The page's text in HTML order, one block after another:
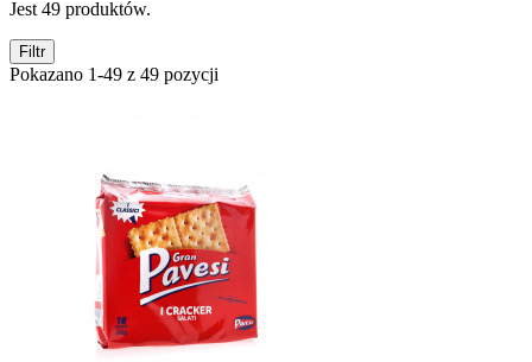
Jest 49 produktów.
Filtr
Pokazano 1-49 z 49 pozycji